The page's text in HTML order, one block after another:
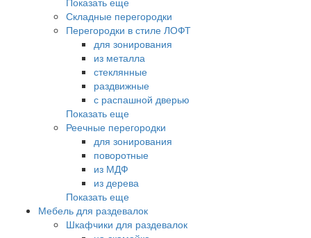
Складные перегородки
Перегородки в стиле ЛОФТ
для зонирования
из металла
стеклянные
раздвижные
с распашной дверью
Показать еще
Реечные перегородки
для зонирования
поворотные
из МДФ
из дерева
Показать еще
Мебель для раздевалок
Шкафчики для раздевалок